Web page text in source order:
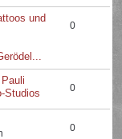
und
0
Studios 0
0